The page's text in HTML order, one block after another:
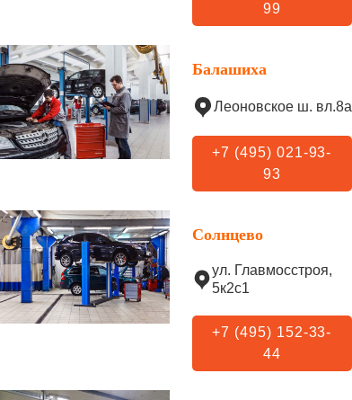
99
Балашиха
Леоновское ш. вл.8а
+7 (495) 021-93-
93
Солнцево
ул. Главмосстроя,
5к2с1
+7 (495) 152-33-
44